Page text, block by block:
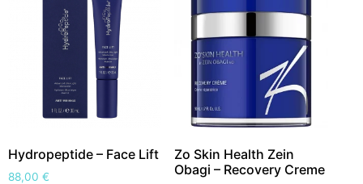
Hydropeptide – Face Lift
88,00 €
Zo Skin Health Zein
Obagi – Recovery Creme